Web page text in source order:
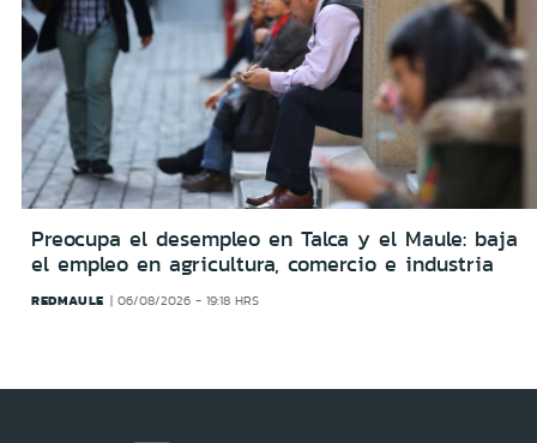
Preocupa el desempleo en Talca y el Maule: baja
el empleo en agricultura, comercio e industria
REDMAULE 06/08/2026 - 19:18 HRS